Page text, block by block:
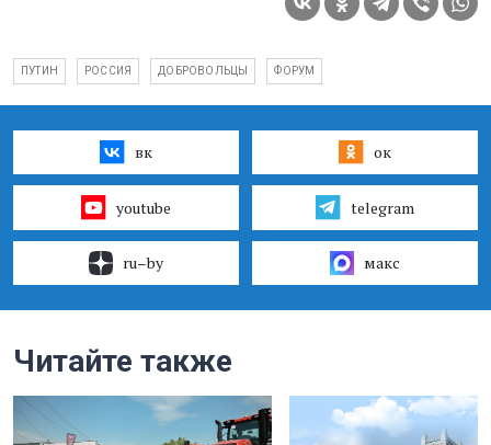
ПУТИН РОССИЯ ДОБРОВОЛЬЦЫ ФОРУМ
вк ок
youtube telegram
ru–by макс
Читайте также